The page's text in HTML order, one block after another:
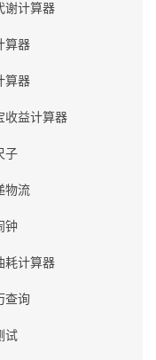
谢计算器
算器
算器
收益计算器
子
物流
钟
耗计算器
查询
试